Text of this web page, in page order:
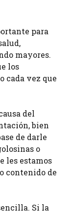
para
mayores.
los
cada vez que
del
bien
de darle
o
les estamos
contenido de
Si la